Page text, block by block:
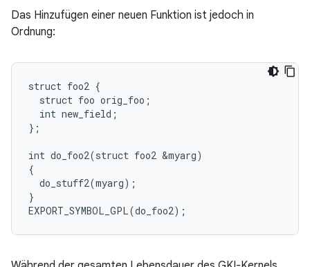
Das Hinzufügen einer neuen Funktion ist jedoch in
Ordnung:
struct foo2 {
  struct foo orig_foo;
  int new_field;
};
int do_foo2(struct foo2 &myarg)
{
  do_stuff2(myarg);
}